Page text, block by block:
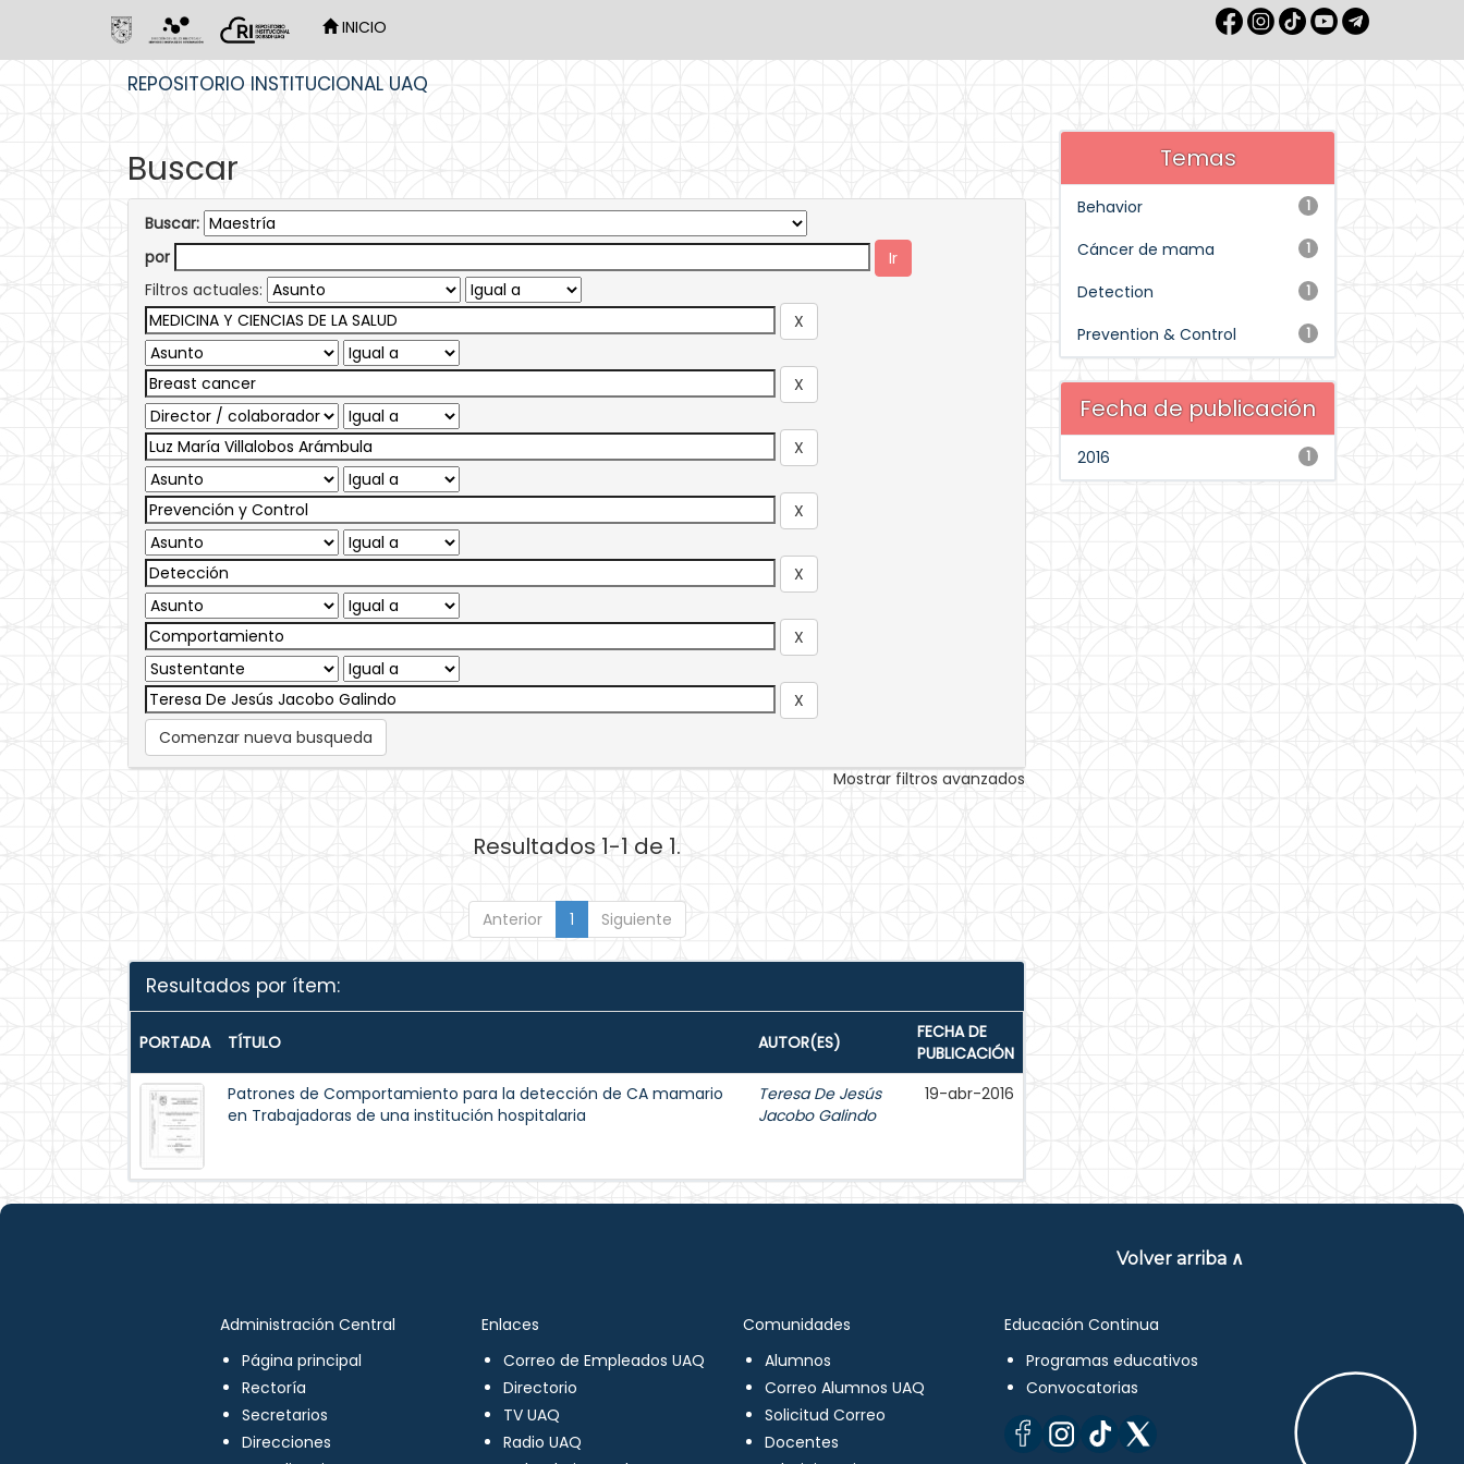
INICIO
REPOSITORIO INSTITUCIONAL UAQ
Buscar
Buscar:
por
Filtros actuales:
Comenzar nueva busqueda
Mostrar filtros avanzados
Resultados 1-1 de 1.
Anterior 1 Siguiente
Resultados por ítem:
PORTADA TÍTULO AUTOR(ES)
FECHA DE
PUBLICACIÓN
Patrones de Comportamiento para la detección de CA mamario
en Trabajadoras de una institución hospitalaria
Teresa De Jesús
Jacobo Galindo
19-abr-2016
Temas
1
Behavior
1
Cáncer de mama
1
Detection
1
Prevention & Control
Fecha de publicación
1
2016
Volver arriba ∧
Administración Central
Página principal
Rectoría
Secretarios
Direcciones
Enlaces
Correo de Empleados UAQ
Directorio
TV UAQ
Radio UAQ
Comunidades
Alumnos
Correo Alumnos UAQ
Solicitud Correo
Docentes
Educación Continua
Programas educativos
Convocatorias